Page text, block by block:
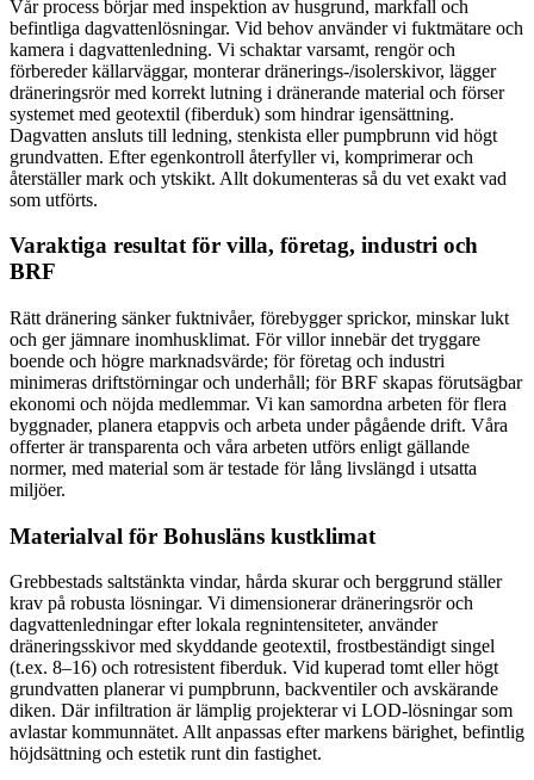
Vår process börjar med inspektion av husgrund, markfall och
befintliga dagvattenlösningar. Vid behov använder vi fuktmätare och
kamera i dagvattenledning. Vi schaktar varsamt, rengör och
förbereder källarväggar, monterar dränerings-/isolerskivor, lägger
dräneringsrör med korrekt lutning i dränerande material och förser
systemet med geotextil (fiberduk) som hindrar igensättning.
Dagvatten ansluts till ledning, stenkista eller pumpbrunn vid högt
grundvatten. Efter egenkontroll återfyller vi, komprimerar och
återställer mark och ytskikt. Allt dokumenteras så du vet exakt vad
som utförts.
Varaktiga resultat för villa, företag, industri och
BRF
Rätt dränering sänker fuktnivåer, förebygger sprickor, minskar lukt
och ger jämnare inomhusklimat. För villor innebär det tryggare
boende och högre marknadsvärde; för företag och industri
minimeras driftstörningar och underhåll; för BRF skapas förutsägbar
ekonomi och nöjda medlemmar. Vi kan samordna arbeten för flera
byggnader, planera etappvis och arbeta under pågående drift. Våra
offerter är transparenta och våra arbeten utförs enligt gällande
normer, med material som är testade för lång livslängd i utsatta
miljöer.
Materialval för Bohusläns kustklimat
Grebbestads saltstänkta vindar, hårda skurar och berggrund ställer
krav på robusta lösningar. Vi dimensionerar dräneringsrör och
dagvattenledningar efter lokala regnintensiteter, använder
dräneringsskivor med skyddande geotextil, frostbeständigt singel
(t.ex. 8–16) och rotresistent fiberduk. Vid kuperad tomt eller högt
grundvatten planerar vi pumpbrunn, backventiler och avskärande
diken. Där infiltration är lämplig projekterar vi LOD-lösningar som
avlastar kommunnätet. Allt anpassas efter markens bärighet, befintlig
höjdsättning och estetik runt din fastighet.